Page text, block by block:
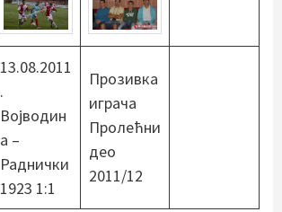
13.08.2011
.
Војводин
а –
Раднички
1923 1:1
Прозивка
играча
Пролећни
део
2011/12